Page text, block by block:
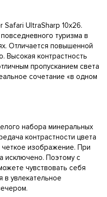
Safari UltraSharp 10x26.
туризма в
Отличается повышенной
Высокая контрастность
пропусканием света
сочетание «в одном
набора минеральных
контрастности цвета
четкое изображение. При
исключено. Поэтому с
чувствовать себя
в увлекательное